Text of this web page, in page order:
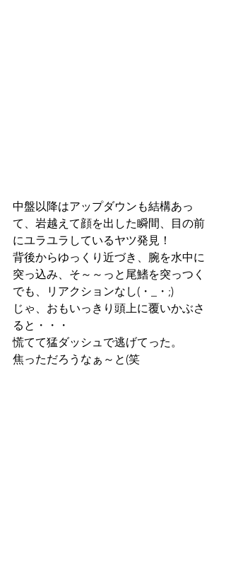
中盤以降はアップダウンも結構あっ
て、岩越えて顔を出した瞬間、目の前
にユラユラしているヤツ発見！
背後からゆっくり近づき、腕を水中に
突っ込み、そ～～っと尾鰭を突っつく
でも、リアクションなし(・_・;)
じゃ、おもいっきり頭上に覆いかぶさ
ると・・・
慌てて猛ダッシュで逃げてった。
焦っただろうなぁ～と(笑